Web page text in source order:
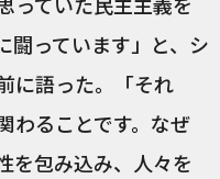
闘っています」と、シ
に語った。「それ
わることです。なぜ
を包み込み、人々を